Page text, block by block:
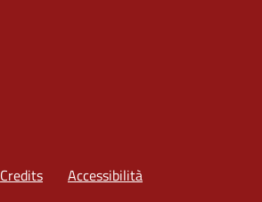
Credits Accessibilità